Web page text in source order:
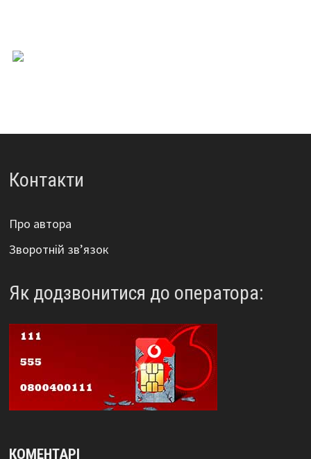
Контакти
Про автора
Зворотній зв’язок
Як додзвонитися до оператора:
КОМЕНТАРІ